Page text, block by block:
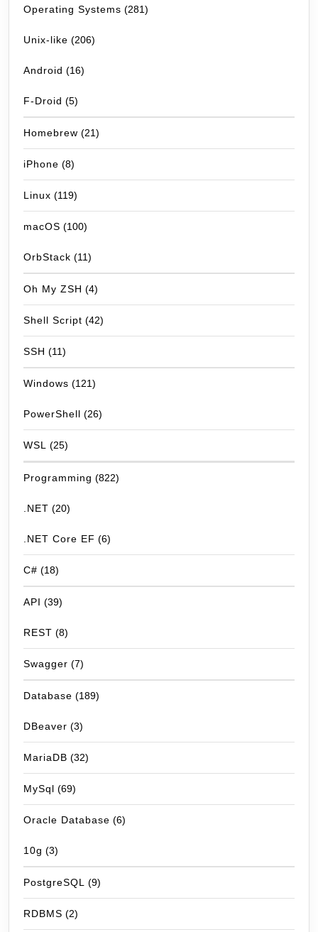
Operating Systems (281)
Unix-like (206)
Android (16)
F-Droid (5)
Homebrew (21)
iPhone (8)
Linux (119)
macOS (100)
OrbStack (11)
Oh My ZSH (4)
Shell Script (42)
SSH (11)
Windows (121)
PowerShell (26)
WSL (25)
Programming (822)
.NET (20)
.NET Core EF (6)
C# (18)
API (39)
REST (8)
Swagger (7)
Database (189)
DBeaver (3)
MariaDB (32)
MySql (69)
Oracle Database (6)
10g (3)
PostgreSQL (9)
RDBMS (2)